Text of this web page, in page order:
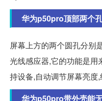
华为p50pro顶部两个
屏幕上方的两个圆孔分别
光线感应器,它的功能是
持设备,自动调节屏幕亮度,
华为p50pro带外壳能